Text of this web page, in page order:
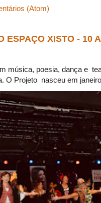
(Atom)
ESPAÇO XISTO - 10
música, poesia, dança e
O Projeto nasceu em